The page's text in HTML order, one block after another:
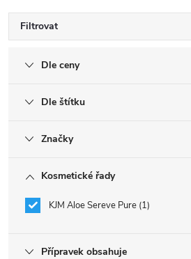
Filtrovat
Dle ceny
Dle štítku
Značky
Kosmetické řady
KJM Aloe Sereve Pure 1
Přípravek obsahuje